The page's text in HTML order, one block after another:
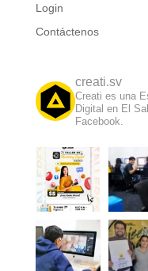
Login
Contáctenos
creati.sv
Creati es una
Digital en El
Facebook.